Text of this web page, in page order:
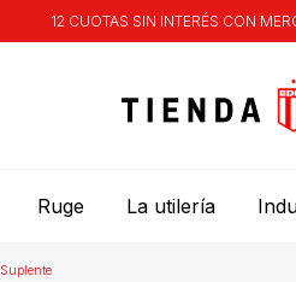
12 CUOTAS SIN INTERÉS CON
Ruge La utilería
Suplente